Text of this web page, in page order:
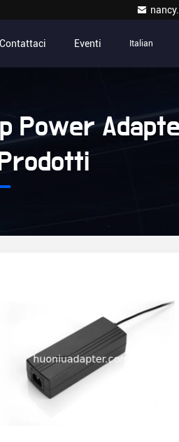
Contattaci Eventi Italian
Power